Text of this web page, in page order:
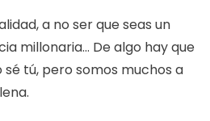
a no ser que seas un
millonaria… De algo hay que
sé tú, pero somos muchos a